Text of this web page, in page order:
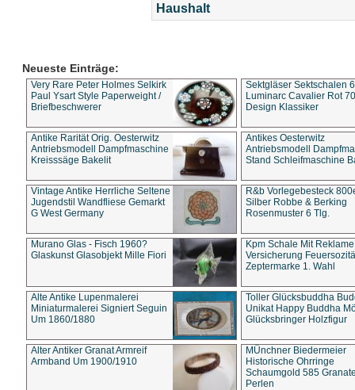
Haushalt
Neueste Einträge:
Very Rare Peter Holmes Selkirk
Paul Ysart Style Paperweight /
Briefbeschwerer
Sektgläser Sektschalen
Luminarc Cavalier Rot
Design Klassiker
Antike Rarität Orig. Oesterwitz
Antriebsmodell Dampfmaschine
Kreisssäge Bakelit
Antikes Oesterwitz
Antriebsmodell
Stand Schleifmaschine
Vintage Antike Herrliche Seltene
Jugendstil Wandfliese Gemarkt
G West Germany
R&b Vorlegebesteck
Silber Robbe & Berking
Rosenmuster 6 Tlg.
Murano Glas - Fisch 1960?
Glaskunst Glasobjekt Mille Fiori
Kpm Schale Mit Reklame
Versicherung
Zeptermarke 1. Wahl
Alte Antike Lupenmalerei
Miniaturmalerei Signiert Seguin
Um 1860/1880
Toller Glücksbuddha
Unikat Happy Buddha
Glücksbringer Holzfigur
Alter Antiker Granat Armreif
Armband Um 1900/1910
MÜnchner Biedermeier
Historische Ohrringe
Schaumgold 585
Perlen